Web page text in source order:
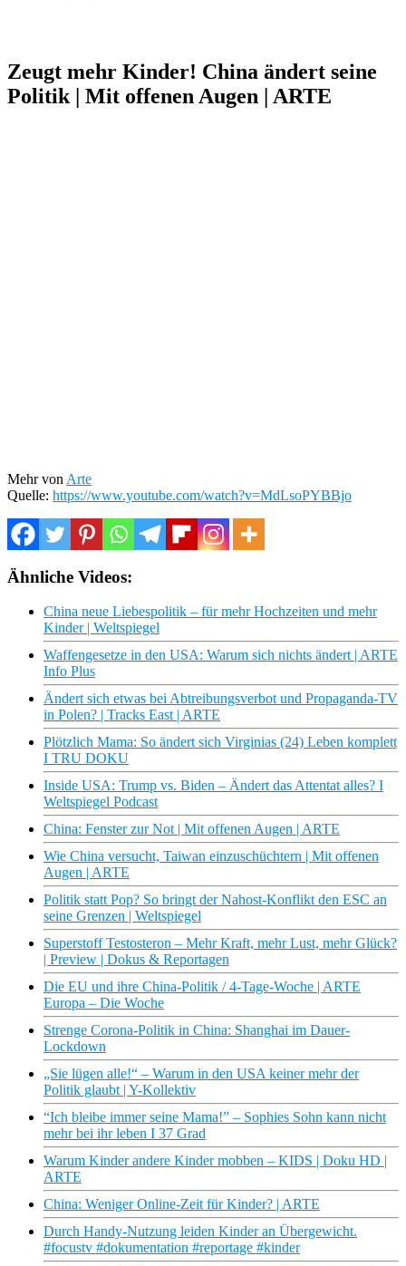
Zeugt mehr Kinder! China ändert seine
Politik | Mit offenen Augen | ARTE
Mehr von Arte
Quelle: https://www.youtube.com/watch?v=MdLsoPYBBjo
Ähnliche Videos:
China neue Liebespolitik – für mehr Hochzeiten und mehr
Kinder | Weltspiegel
Waffengesetze in den USA: Warum sich nichts ändert | ARTE
Info Plus
Ändert sich etwas bei Abtreibungsverbot und Propaganda-TV
in Polen? | Tracks East | ARTE
Plötzlich Mama: So ändert sich Virginias (24) Leben komplett
I TRU DOKU
Inside USA: Trump vs. Biden – Ändert das Attentat alles? I
Weltspiegel Podcast
China: Fenster zur Not | Mit offenen Augen | ARTE
Wie China versucht, Taiwan einzuschüchtern | Mit offenen
Augen | ARTE
Politik statt Pop? So bringt der Nahost-Konflikt den ESC an
seine Grenzen | Weltspiegel
Superstoff Testosteron – Mehr Kraft, mehr Lust, mehr Glück?
| Preview | Dokus & Reportagen
Die EU und ihre China-Politik / 4-Tage-Woche | ARTE
Europa – Die Woche
Strenge Corona-Politik in China: Shanghai im Dauer-
Lockdown
„Sie lügen alle!“ – Warum in den USA keiner mehr der
Politik glaubt | Y-Kollektiv
“Ich bleibe immer seine Mama!” – Sophies Sohn kann nicht
mehr bei ihr leben I 37 Grad
Warum Kinder andere Kinder mobben – KIDS | Doku HD |
ARTE
China: Weniger Online-Zeit für Kinder? | ARTE
Durch Handy-Nutzung leiden Kinder an Übergewicht.
#focustv #dokumentation #reportage #kinder